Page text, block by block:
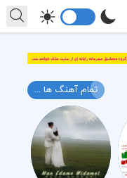
تمام آهنگ ها ...